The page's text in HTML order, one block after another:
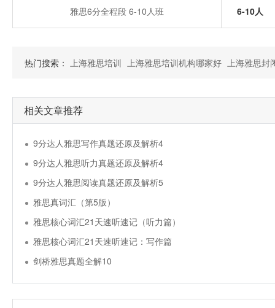
雅思6分全程段 6-10人班 6-10人
热门搜索： 上海雅思培训 上海雅思培训机构哪家好 上海雅思封
相关文章推荐
9分达人雅思写作真题还原及解析4
9分达人雅思听力真题还原及解析4
9分达人雅思阅读真题还原及解析5
雅思真词汇（第5版）
雅思核心词汇21天速听速记（听力篇）
雅思核心词汇21天速听速记：写作篇
剑桥雅思真题全解10